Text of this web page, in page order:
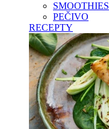
SMOOTHIES
PEČIVO
RECEPTY